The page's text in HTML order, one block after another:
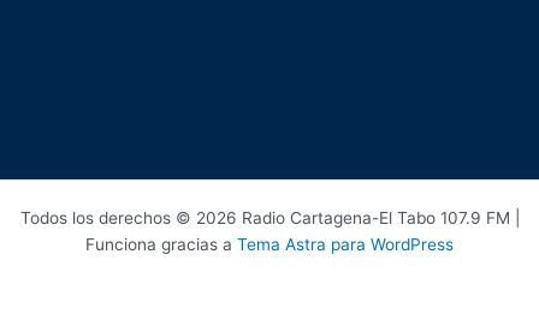
Todos los derechos © 2026 Radio Cartagena-El Tabo 107.9 FM |
Funciona gracias a Tema Astra para WordPress